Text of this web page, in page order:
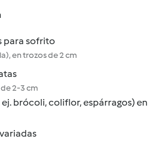
para sofrito
en trozos de 2 cm
2-3 cm
ej. brócoli, coliflor, espárragos) en